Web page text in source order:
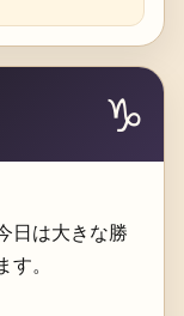
♑
日は大きな勝
。